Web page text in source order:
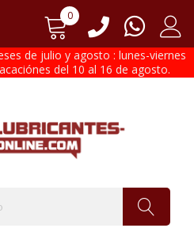
0
de julio y agosto : lunes-viernes
del 10 al 16 de agosto.